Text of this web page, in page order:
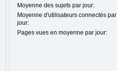
Moyenne des sujets par jour:
Moyenne d'utilisateurs connectés par
jour:
Pages vues en moyenne par jour: